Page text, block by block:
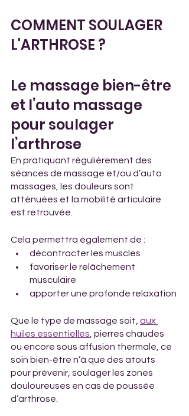
COMMENT SOULAGER
L'ARTHROSE ?
Le massage bien-être
et l’auto massage
pour soulager
l’arthrose
En pratiquant régulièrement des
séances de massage et/ou d’auto
massages, les douleurs sont
atténuées et la mobilité articulaire
est retrouvée.
Cela permettra également de :
décontracter les muscles
favoriser le relâchement
musculaire
apporter une profonde relaxation
Que le type de massage soit, aux
huiles essentielles , pierres chaudes
ou encore sous affusion thermale, ce
soin bien-être n’à que des atouts
pour prévenir, soulager les zones
douloureuses en cas de poussée
d’arthrose.